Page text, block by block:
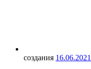
создания 16.06.2021